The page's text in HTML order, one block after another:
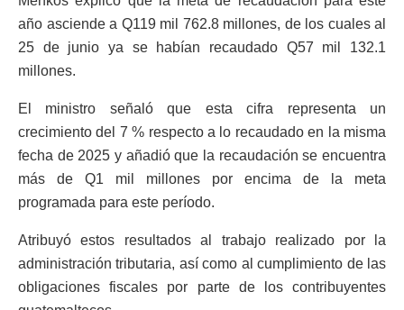
año asciende a Q119 mil 762.8 millones, de los cuales al
25 de junio ya se habían recaudado Q57 mil 132.1
millones.
El ministro señaló que esta cifra representa un
crecimiento del 7 % respecto a lo recaudado en la misma
fecha de 2025 y añadió que la recaudación se encuentra
más de Q1 mil millones por encima de la meta
programada para este período.
Atribuyó estos resultados al trabajo realizado por la
administración tributaria, así como al cumplimiento de las
obligaciones fiscales por parte de los contribuyentes